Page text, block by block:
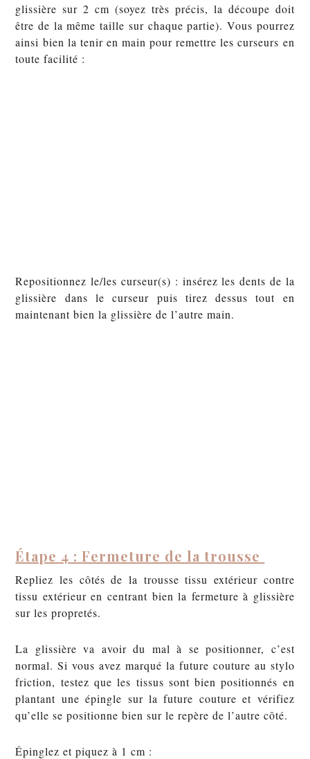
glissière sur 2 cm (soyez très précis, la découpe doit
être de la même taille sur chaque partie). Vous pourrez
ainsi bien la tenir en main pour remettre les curseurs en
toute facilité :
Repositionnez le/les curseur(s) : insérez les dents de la
glissière dans le curseur puis tirez dessus tout en
maintenant bien la glissière de l’autre main.
Étape 4 : Fermeture de la trousse
Repliez les côtés de la trousse tissu extérieur contre
tissu extérieur en centrant bien la fermeture à glissière
sur les propretés.
La glissière va avoir du mal à se positionner, c’est
normal. Si vous avez marqué la future couture au stylo
friction, testez que les tissus sont bien positionnés en
plantant une épingle sur la future couture et vérifiez
qu’elle se positionne bien sur le repère de l’autre côté.
Épinglez et piquez à 1 cm :